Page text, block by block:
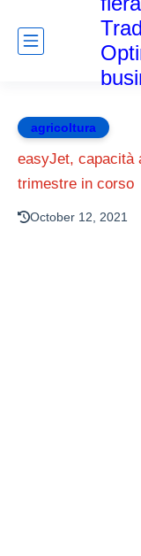
agricoltura
easyJet, capacità
trimestre in corso
October 12, 2021